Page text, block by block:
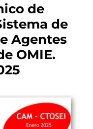
de
de
Agentes
OMIE.